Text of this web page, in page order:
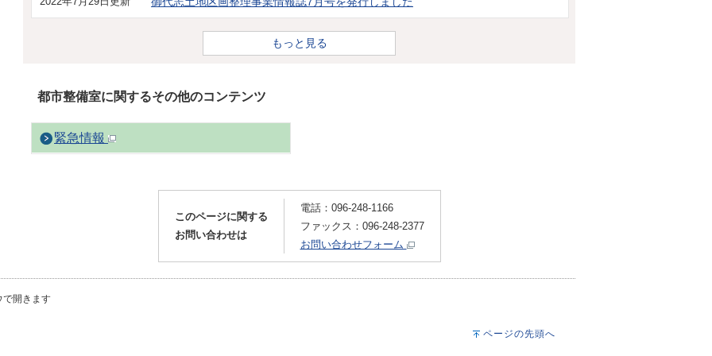
もっと見る
都市整備室に関するその他のコンテンツ
緊急情報
このページに関する
お問い合わせは
電話：096-248-1166
ファックス：096-248-2377
お問い合わせフォーム
で開きます
ページの先頭へ